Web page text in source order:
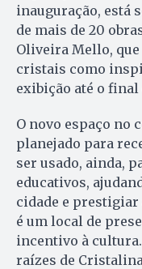
inauguração, está
de mais de 20
Oliveira Mello,
cristais como
exibição até o final
O novo espaço no
planejado para
ser usado, ainda,
educativos,
cidade e prestigiar
é um local de
incentivo à
raízes de